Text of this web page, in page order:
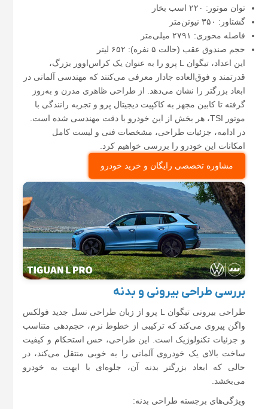
توان موتور: ۲۲۰ اسب بخار
گشتاور: ۳۵۰ نیوتن‌متر
فاصله محوری: ۲۷۹۱ میلی‌متر
حجم صندوق عقب (حالت ۵ نفره): ۶۵۲ لیتر
این اعداد، تیگوان L پرو را به عنوان یک کراس‌اوور بزرگ،
قدرتمند و فوق‌العاده جادار معرفی می‌کنند که مهندسی آلمانی در
ابعاد بزرگتر را نشان می‌دهد. از طراحی ظاهری مدرن و به‌روز
گرفته تا کابین مجهز به کاکپیت دیجیتال پرو و تجربه رانندگی با
موتور TSI، هر بخش از این خودرو با دقت مهندسی شده است.
در ادامه، جزئیات طراحی، مشخصات فنی و لیست کامل
امکانات این خودرو را بررسی خواهیم کرد.
مشاوره تخصصی رایگان و خرید خودرو
بررسی طراحی بیرونی و بدنه
طراحی بیرونی تیگوان L پرو از زبان طراحی نسل جدید فولکس
واگن پیروی می‌کند که ترکیبی از خطوط نرم، حجم‌دهی متناسب
و جزئیات تکنولوژیک است. این طراحی، حس استحکام و کیفیت
ساخت بالای یک خودروی آلمانی را به خوبی منتقل می‌کند، در
حالی که ابعاد بزرگتر بدنه آن، جلوه‌ای با ابهت به خودرو
می‌بخشد.
ویژگی‌های برجسته طراحی بدنه: